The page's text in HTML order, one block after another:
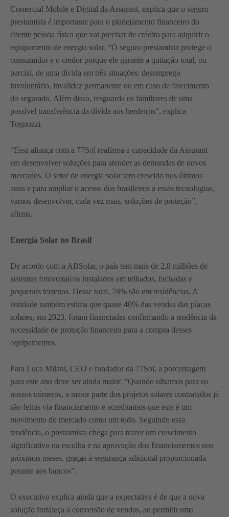
Comercial Mobile e Digital da Assurant, explica que o seguro
prestamista é importante para o planejamento financeiro do
cliente pessoa física que vai precisar de crédito para adquirir o
equipamento de energia solar. “O seguro prestamista protege o
consumidor e o credor porque ele garante a quitação total, ou
parcial, de uma dívida em três situações: desemprego
involuntário, invalidez permanente ou em caso de falecimento
do segurado. Além disso, resguarda os familiares de uma
possível transferência da dívida aos herdeiros”, explica
Tognozzi.
“Essa aliança com a 77Sol reafirma a capacidade da Assurant
em desenvolver soluções para atender as demandas de novos
mercados. O setor de energia solar tem crescido nos últimos
anos e para ampliar o acesso dos brasileiros a essas tecnologias,
vamos desenvolver, cada vez mais, soluções de proteção”,
afirma.
Energia Solar no Brasil
De acordo com a ABSolar, o país tem mais de 2,8 milhões de
sistemas fotovoltaicos instalados em telhados, fachadas e
pequenos terrenos. Desse total, 78% são em residências. A
entidade também estima que quase 40% das vendas das placas
solares, em 2023, foram financiadas confirmando a tendência da
necessidade de proteção financeira para a compra desses
equipamentos.
Para Luca Milani, CEO e fundador da 77Sol, a porcentagem
para este ano deve ser ainda maior. “Quando olhamos para os
nossos números, a maior parte dos projetos solares contratados já
são feitos via financiamento e acreditamos que este é um
movimento do mercado como um todo. Seguindo essa
tendência, o prestamista chega para trazer um crescimento
significativo na escolha e na aprovação dos financiamentos nos
próximos meses, graças à segurança adicional proporcionada
perante aos bancos”.
O executivo explica ainda que a expectativa é de que a nova
solução fortaleça a conversão de vendas, ao permitir uma